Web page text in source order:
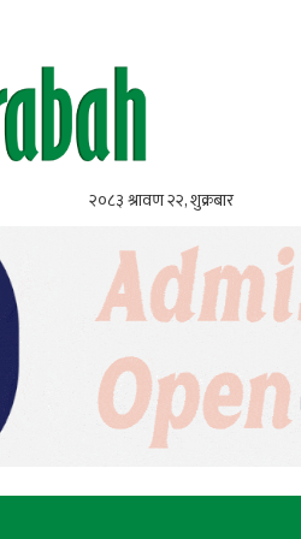
२०८३ श्रावण २२, शुक्रबार